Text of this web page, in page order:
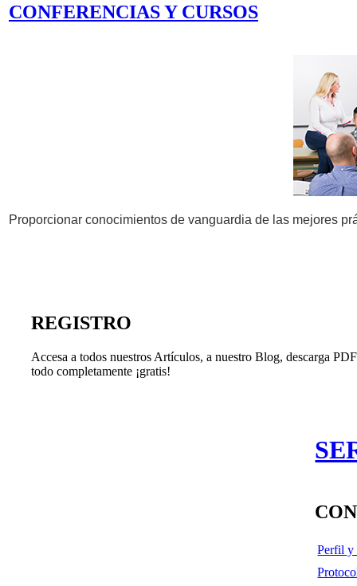
CONFERENCIAS Y CURSOS
Proporcionar conocimientos de vanguardia de las mejores
REGISTRO
Accesa a todos nuestros Artículos, a nuestro Blog, descarga
todo completamente ¡gratis!
Perfil y